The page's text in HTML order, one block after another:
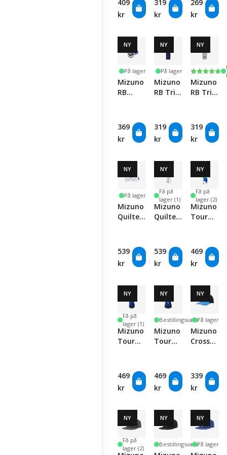
409
kr
319
kr
Set -
Silver/Blue
269
kr
NY
På lager
Mizuno
RB
Silver/Blue
369
kr
NY
På lager
Mizuno
RB Tri-
Navy/Red
319
kr
NY
Karakter:
5.0 av 5
Mizuno
RB Tri-
Grey/Blue
319
kr
NY
På lager
Mizuno
Quilted
539
kr
NY
Få på
lager (1)
Mizuno
Quilted
539
kr
NY
Få på
lager (2)
Mizuno
Tour
469
kr
NY
Få på
lager (1)
Mizuno
Tour
469
kr
NY
Bestillingsvare
Mizuno
Tour
469
kr
NY
På lager
Mizuno
Crossed
-
Brilliant
Blue
339
kr
NY
Få på
lager (2)
NY
Bestillingsvare
NY
På lager